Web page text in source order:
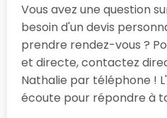
Vous avez une question
besoin d'un devis
prendre rendez-vous ?
et directe, contactez
Nathalie par téléphone !
écoute pour répondre à